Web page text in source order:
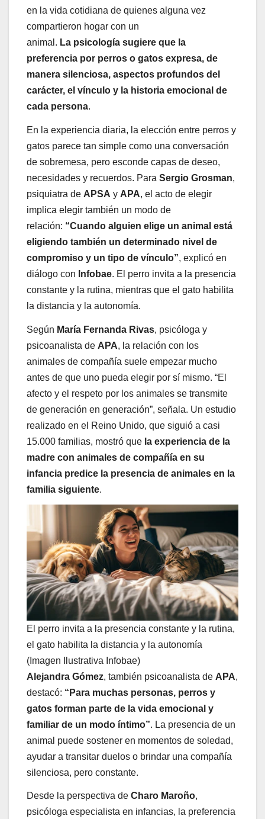
en la vida cotidiana de quienes alguna vez
compartieron hogar con un
animal. La psicología sugiere que la
preferencia por perros o gatos expresa, de
manera silenciosa, aspectos profundos del
carácter, el vínculo y la historia emocional de
cada persona.
En la experiencia diaria, la elección entre perros y
gatos parece tan simple como una conversación
de sobremesa, pero esconde capas de deseo,
necesidades y recuerdos. Para Sergio Grosman,
psiquiatra de APSA y APA, el acto de elegir
implica elegir también un modo de
relación: “Cuando alguien elige un animal está
eligiendo también un determinado nivel de
compromiso y un tipo de vínculo”, explicó en
diálogo con Infobae. El perro invita a la presencia
constante y la rutina, mientras que el gato habilita
la distancia y la autonomía.
Según María Fernanda Rivas, psicóloga y
psicoanalista de APA, la relación con los
animales de compañía suele empezar mucho
antes de que uno pueda elegir por sí mismo. “El
afecto y el respeto por los animales se transmite
de generación en generación”, señala. Un estudio
realizado en el Reino Unido, que siguió a casi
15.000 familias, mostró que la experiencia de la
madre con animales de compañía en su
infancia predice la presencia de animales en la
familia siguiente.
El perro invita a la presencia constante y la rutina,
el gato habilita la distancia y la autonomía
(Imagen Ilustrativa Infobae)
Alejandra Gómez, también psicoanalista de APA,
destacó: “Para muchas personas, perros y
gatos forman parte de la vida emocional y
familiar de un modo íntimo”. La presencia de un
animal puede sostener en momentos de soledad,
ayudar a transitar duelos o brindar una compañía
silenciosa, pero constante.
Desde la perspectiva de Charo Maroño,
psicóloga especialista en infancias, la preferencia